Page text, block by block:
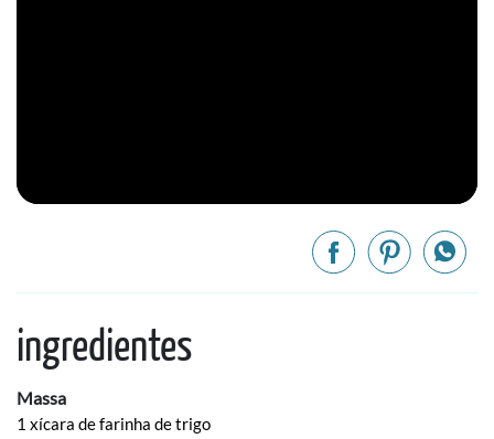
ingredientes
Massa
1 xícara de farinha de trigo